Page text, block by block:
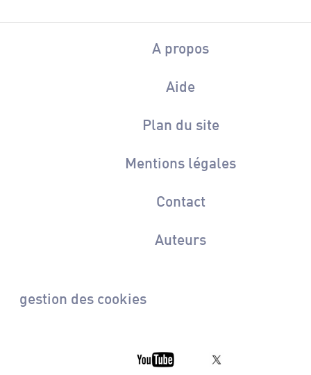
A propos
Aide
Plan du site
Mentions légales
Contact
Auteurs
gestion des cookies